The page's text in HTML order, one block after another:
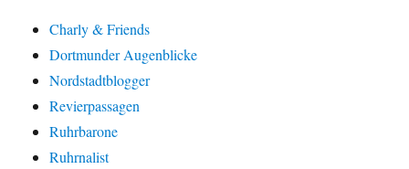
Charly & Friends
Dortmunder Augenblicke
Nordstadtblogger
Revierpassagen
Ruhrbarone
Ruhrnalist